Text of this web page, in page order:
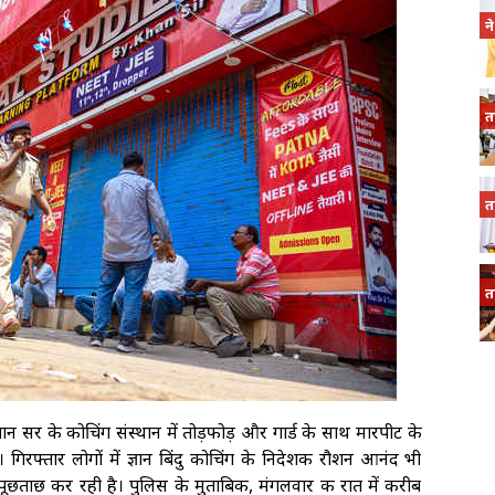
सर के कोचिंग संस्थान में तोड़फोड़ और गार्ड के साथ मारपीट के
लोगों में ज्ञान बिंदु कोचिंग के निदेशक रौशन आनंद भी
कर रही है। पुलिस के मुताबिक, मंगलवार की रात में करीब